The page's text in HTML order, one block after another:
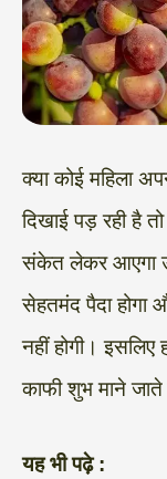
क्या कोई महिला
दिखाई पड़ रही है
संकेत लेकर आएगा
सेहतमंद पैदा होगा
नहीं होगी।
काफी शुभ माने जाते
यह भी पढ़े :